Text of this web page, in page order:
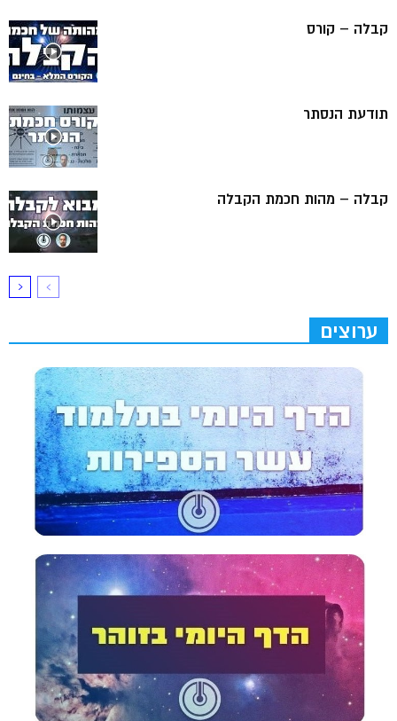
קבלה – קורס
תודעת הנסתר
קבלה – מהות חכמת הקבלה
ערוצים